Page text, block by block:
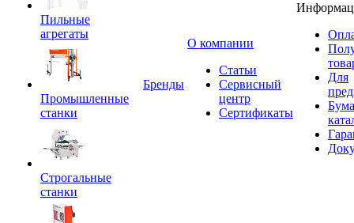
Пильные
агрегаты
Промышленные
станки
Строгальные
станки
Бренды
O компании
Статьи
Сервисный
центр
Сертификаты
Для